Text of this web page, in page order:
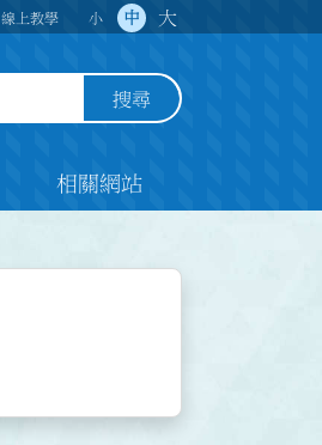
線上教學 小 中 大
搜尋
相關網站